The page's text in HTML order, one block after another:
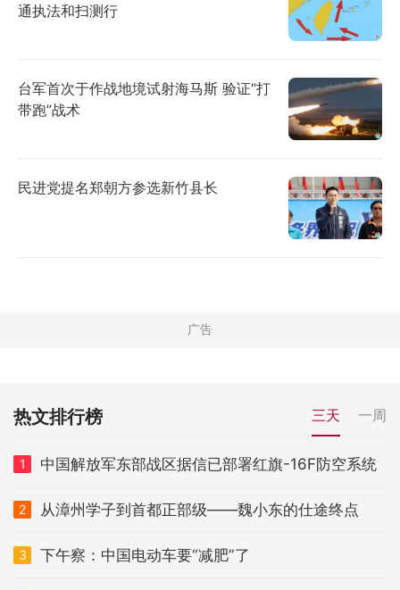
通执法和扫测行
台军首次于作战地境试射海马斯 验证“打
带跑”战术
民进党提名郑朝方参选新竹县长
热文排行榜 三天 一周
1 中国解放军东部战区据信已部署红旗-16F防空系统
2 从漳州学子到首都正部级——魏小东的仕途终点
3 下午察：中国电动车要“减肥”了